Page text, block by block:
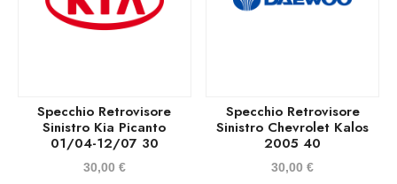
Specchio Retrovisore
Sinistro Kia Picanto
01/04-12/07 30
30,00 €
Specchio Retrovisore
Sinistro Chevrolet Kalos
2005 40
30,00€